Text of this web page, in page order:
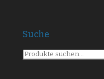
Suche
Suche
nach: